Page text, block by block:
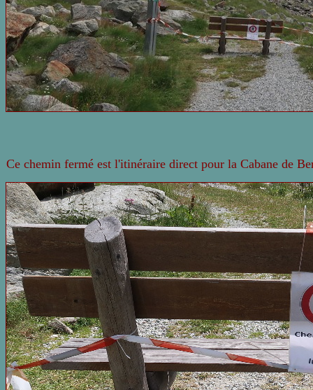
Ce chemin fermé est l'itinéraire direct pour la Cabane de